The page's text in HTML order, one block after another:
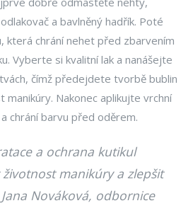
a bavlněný hadřík. Poté
která chrání nehet před zbarvením
Vyberte si kvalitní lak a nanášejte
čímž předejdete tvorbě bublin
Nakonec aplikujte vrchní
chrání barvu před oděrem.
a ochrana kutikul
manikúry a zlepšit
Nováková, odbornice